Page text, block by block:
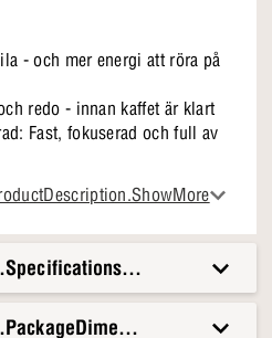
- och mer energi att röra på
redo - innan kaffet är klart
Fast, fokuserad och full av
köps separat - så att du kan
vill vakna upp till.
madrasskonstruktion i 2
och 7 komfortzoner som stöder
Du får en toppmadrass med